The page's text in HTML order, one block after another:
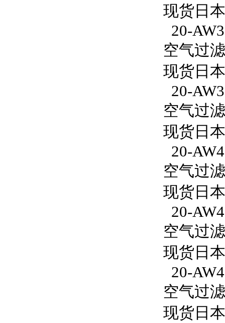
现货日
20-
空气过
现货日
20-
空气过
现货日
20-
空气过
现货日
20-
空气过
现货日
20-
空气过
现货日